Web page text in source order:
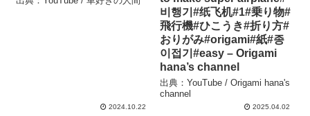
2024.10.22
비행기#纸飞机#1#乗り物#
飛行機#ひこうき#折り方#
おりがみ#origami#紙#종
이접기#easy – Origami
hana’s channel
出典：YouTube / Origami hana's
channel
2025.04.02